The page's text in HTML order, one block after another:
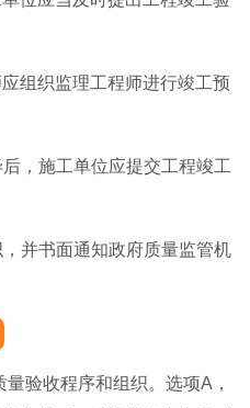
组织监理工程师进行竣工预
，施工单位应提交工程竣工
并书面通知政府质量监管机
验收程序和组织。选项A，